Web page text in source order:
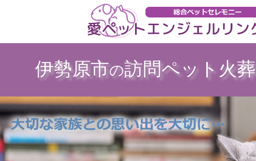
伊勢原市の訪問ペット火葬